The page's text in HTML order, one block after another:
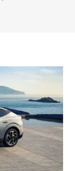
podczas